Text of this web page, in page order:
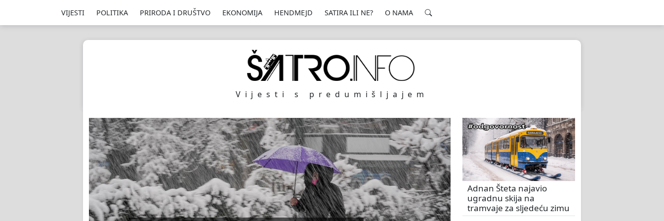
VIJESTI POLITIKA PRIRODA I DRUŠTVO EKONOMIJA HENDMEJD SATIRA ILI NE? O NAMA
Vijesti s predumišljajem
Adnan Šteta najavio
ugradnu skija na
tramvaje za sljedeću zimu